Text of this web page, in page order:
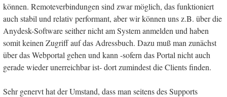
können. Remoteverbindungen sind zwar möglich, das funktioniert
auch stabil und relativ performant, aber wir können uns z.B. über die
Anydesk-Software seither nicht am System anmelden und haben
somit keinen Zugriff auf das Adressbuch. Dazu muß man zunächst
über das Webportal gehen und kann -sofern das Portal nicht auch
gerade wieder unerreichbar ist- dort zumindest die Clients finden.
Sehr genervt hat der Umstand, dass man seitens des Supports